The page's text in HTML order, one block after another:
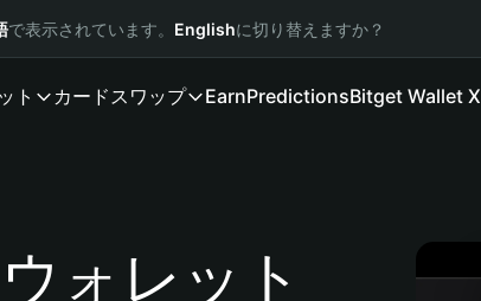
で表示されています。 Englishに切り替えますか？
ト カードスワップ EarnPredictionsBitget Wallet X
ォレット